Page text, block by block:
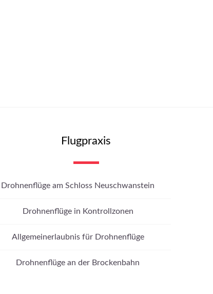
Flugpraxis
Drohnenflüge am Schloss Neuschwanstein
Drohnenflüge in Kontrollzonen
Allgemeinerlaubnis für Drohnenflüge
Drohnenflüge an der Brockenbahn